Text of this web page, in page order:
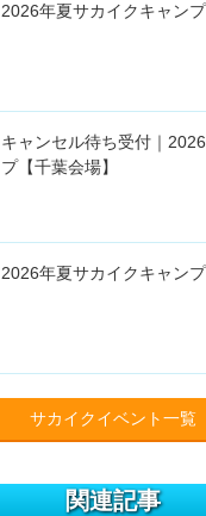
2026年夏サカイクキャンプ
キャンセル待ち受付｜
プ【千葉会場】
2026年夏サカイクキャンプ
サカイクイベント一覧
関連記事